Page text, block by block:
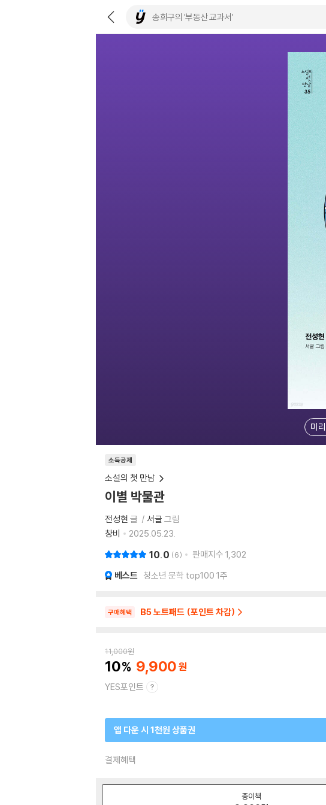
미
소득공제
소설의 첫 만남
이별 박물관
전성현 글 서글 그림
창비
2025.05.23.
10.0 6 판매지수 1,302
베스트 청소년 문학 top100 1주
구매혜택 B5 노트패드 (포인트 차감)
11,000원
10 9,900
YES포인트
앱 다운 시 1천원 상품권
결제혜택
종이책